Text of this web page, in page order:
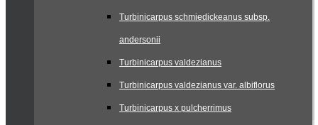
Turbinicarpus schmiedickeanus subsp.
andersonii
Turbinicarpus valdezianus
Turbinicarpus valdezianus var. albiflorus
Turbinicarpus x pulcherrimus